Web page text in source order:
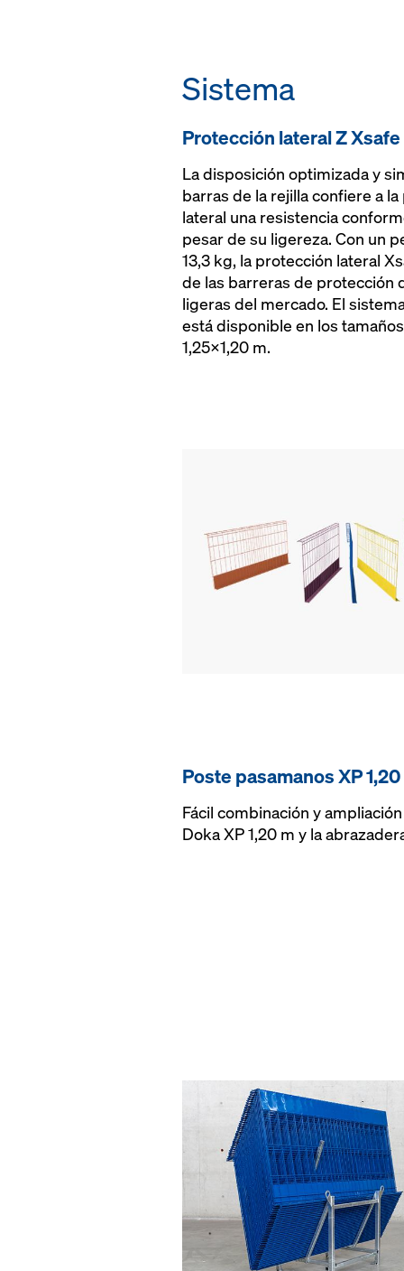
de Doka
tamaño de palet
transporte
Sistema
Protección lateral Z Xsafe
La disposición optimizada y
barras de la rejilla confiere a
lateral una resistencia
pesar de su ligereza. Con un
13,3 kg, la protección lateral
de las barreras de protección
ligeras del mercado. El
está disponible en los
1,25x1,20 m.
Poste pasamanos XP
Fácil combinación y
Doka XP 1,20 m y la